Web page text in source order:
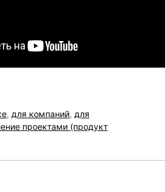
, для компаний, для
проектами (продукт